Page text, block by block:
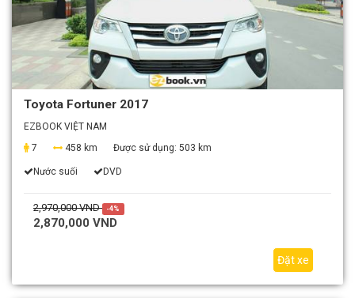
Toyota Fortuner 2017
EZBOOK VIỆT NAM
7
458 km Được sử dụng: 503 km
Nước suối DVD
2,970,000 VND -4%
2,870,000 VND
Đặt xe